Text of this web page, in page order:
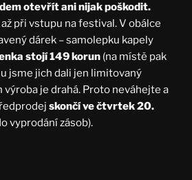
otevřít ani nijak poškodit.
při vstupu na festival. V obálce
dárek – samolepku kapely
stojí 149 korun (na místě pak
jsme jich dali jen limitovaný
je drahá. Proto neváhejte a
skončí ve čtvrtek 20.
vyprodání zásob).